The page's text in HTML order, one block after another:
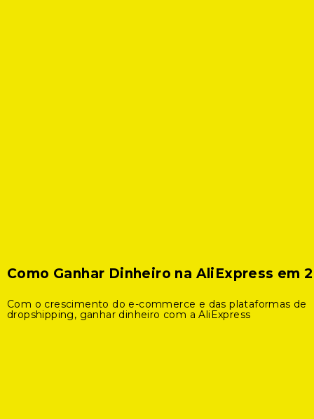
Como Ganhar Dinheiro na AliExpress em
Com o crescimento do e-commerce e das plataformas de
dropshipping, ganhar dinheiro com a AliExpress